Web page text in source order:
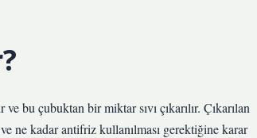
bu çubuktan bir miktar sıvı çıkarılır. Çıkarılan
ne kadar antifriz kullanılması gerektiğine karar